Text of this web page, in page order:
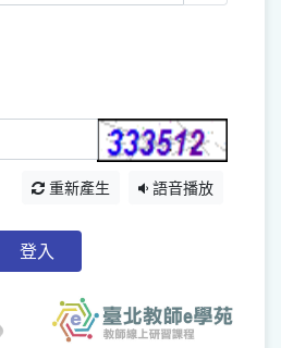
重新產生 語音播放
登入